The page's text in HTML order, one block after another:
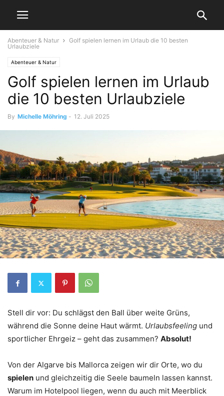
Abenteuer & Natur
Golf spielen lernen im Urlaub die 10 besten
Urlaubziele
Abenteuer & Natur
Golf spielen lernen im Urlaub
die 10 besten Urlaubziele
By Michelle Möhring - 12. Juli 2025
Stell dir vor: Du schlägst den Ball über weite Grüns,
während die Sonne deine Haut wärmt. Urlaubsfeeling und
sportlicher Ehrgeiz – geht das zusammen? Absolut!
Von der Algarve bis Mallorca zeigen wir dir Orte, wo du
spielen und gleichzeitig die Seele baumeln lassen kannst.
Warum im Hotelpool liegen, wenn du auch mit Meerblick